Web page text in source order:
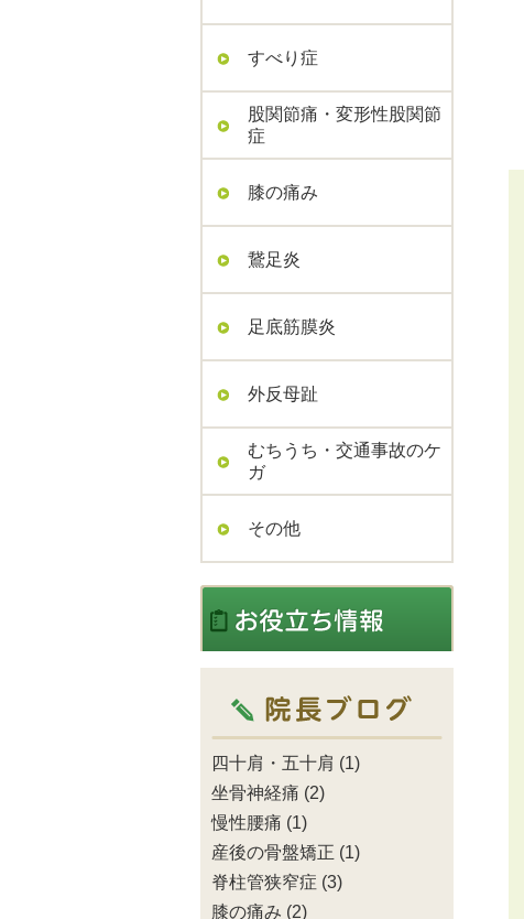
すべり症
股関節痛・変形性股関節
症
膝の痛み
鵞足炎
足底筋膜炎
外反母趾
むちうち・交通事故のケ
ガ
その他
四十肩・五十肩 (1)
坐骨神経痛 (2)
慢性腰痛 (1)
産後の骨盤矯正 (1)
脊柱管狭窄症 (3)
膝の痛み (2)